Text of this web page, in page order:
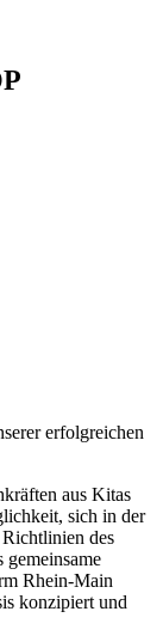
erfolgreichen
aus Kitas
sich in der
des
gemeinsame
Rhein-Main
konzipiert und